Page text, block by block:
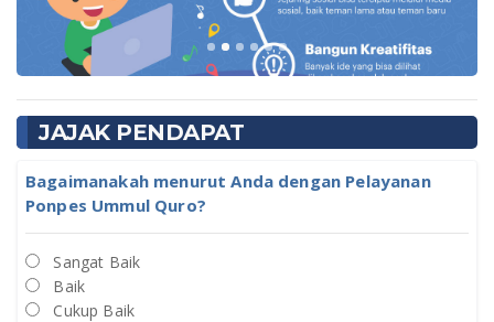
JAJAK PENDAPAT
Bagaimanakah menurut Anda dengan Pelayanan
Ponpes Ummul Quro?
Sangat Baik
Baik
Cukup Baik